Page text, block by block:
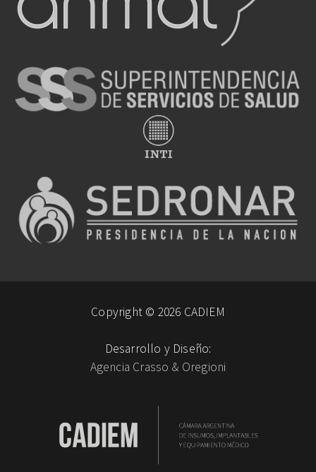
Copyright © 2026 CADIEM
Desarrollo y Diseño:
Agencia Crasso & Oregioni